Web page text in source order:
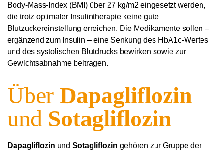
Body-Mass-Index (BMI) über 27 kg/m2 eingesetzt werden,
die trotz optimaler Insulintherapie keine gute
Blutzuckereinstellung erreichen. Die Medikamente sollen –
ergänzend zum Insulin – eine Senkung des HbA1c-Wertes
und des systolischen Blutdrucks bewirken sowie zur
Gewichtsabnahme beitragen.
Über Dapagliflozin
und Sotagliflozin
Dapagliflozin und Sotagliflozin gehören zur Gruppe der